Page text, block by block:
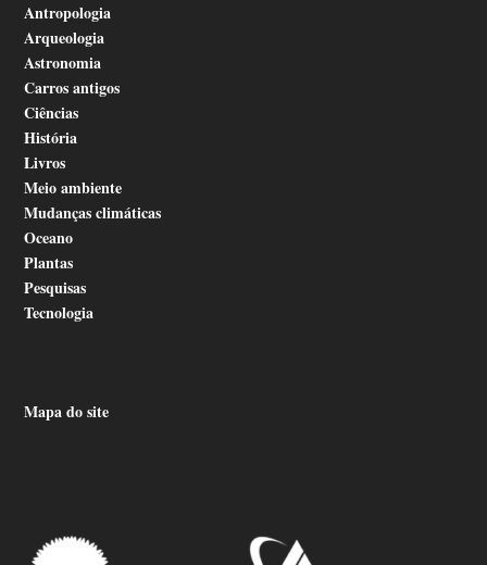
Antropologia
Arqueologia
Astronomia
Carros antigos
Ciências
História
Livros
Meio ambiente
Mudanças climáticas
Oceano
Plantas
Pesquisas
Tecnologia
Mapa do site